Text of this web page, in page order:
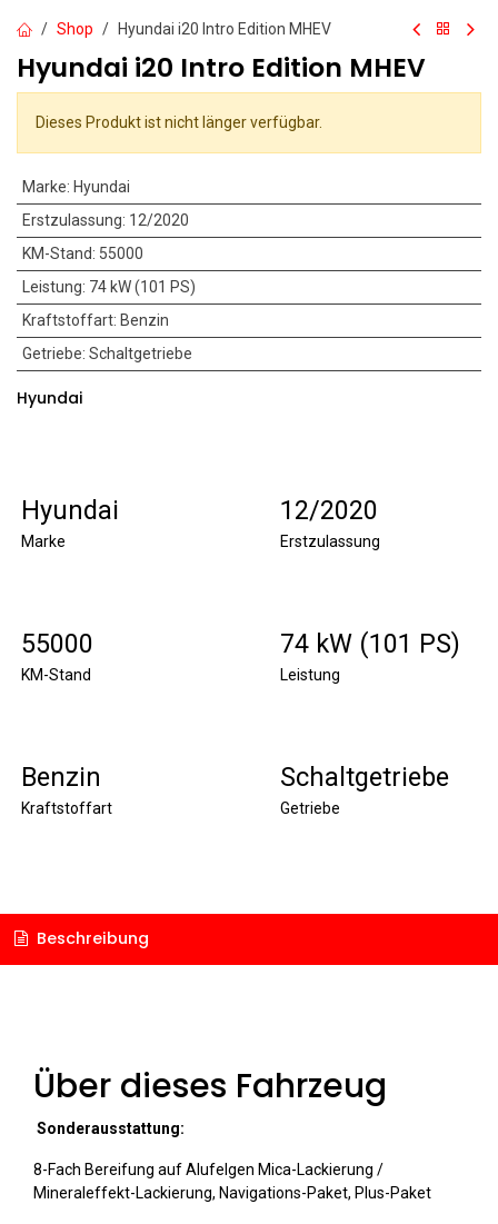
Shop Hyundai i20 Intro Edition MHEV
Hyundai i20 Intro Edition MHEV
Dieses Produkt ist nicht länger verfügbar.
Marke: Hyundai
Erstzulassung: 12/2020
KM-Stand: 55000
Leistung: 74 kW (101 PS)
Kraftstoffart: Benzin
Getriebe: Schaltgetriebe
Hyundai
Hyundai
Marke
12/2020
Erstzulassung
55000
KM-Stand
74 kW (101 PS)
Leistung
Benzin
Kraftstoffart
Schaltgetriebe
Getriebe
Beschreibung
Über dieses Fahrzeug
Sonderausstattung:
8-Fach Bereifung auf Alufelgen Mica-Lackierung /
Mineraleffekt-Lackierung, Navigations-Paket, Plus-Paket